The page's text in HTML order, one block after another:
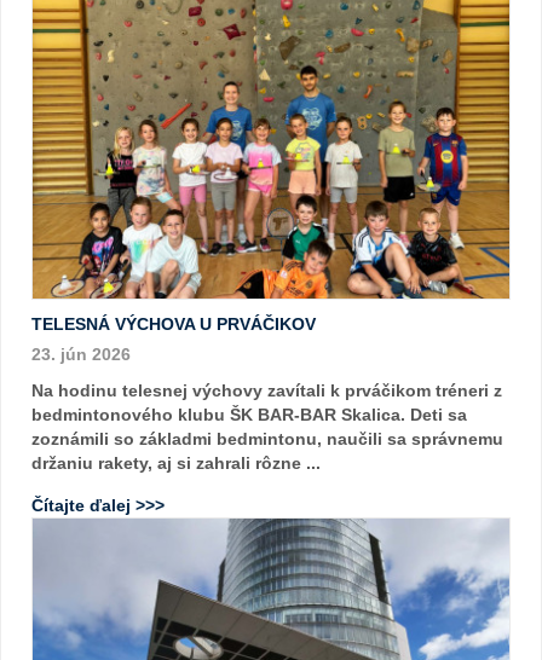
TELESNÁ VÝCHOVA U PRVÁČIKOV
23. jún 2026
Na hodinu telesnej výchovy zavítali k prváčikom tréneri z
bedmintonového klubu ŠK BAR-BAR Skalica. Deti sa
zoznámili so základmi bedmintonu, naučili sa správnemu
držaniu rakety, aj si zahrali rôzne ...
Čítajte ďalej >>>